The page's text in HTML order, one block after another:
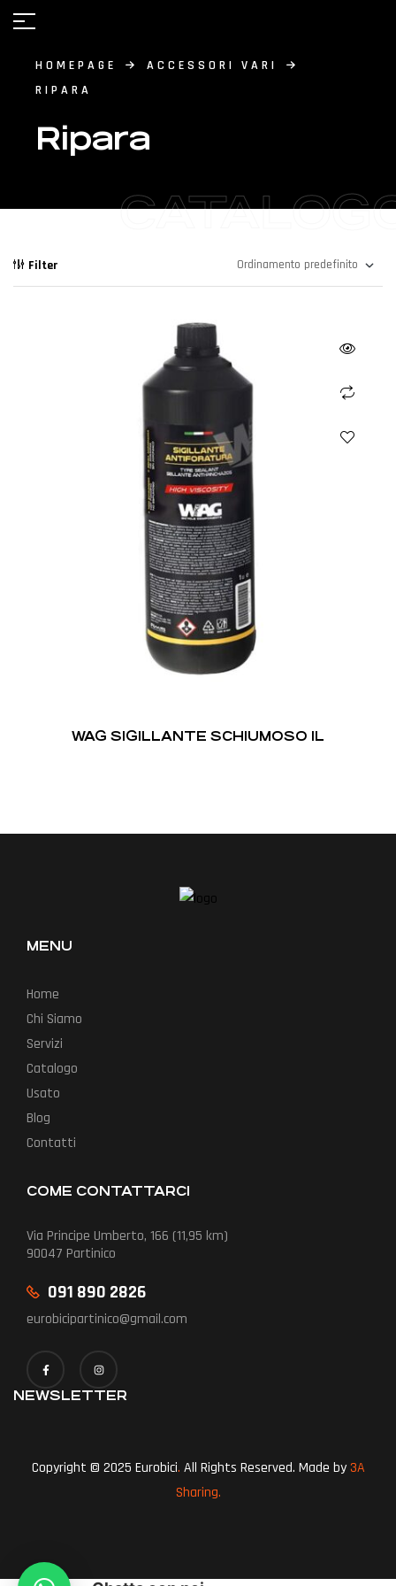
HOMEPAGE
ACCESSORI VARI
RIPARA
Ripara
Filter
WAG SIGILLANTE SCHIUMOSO 1L
MENU
Home
Chi Siamo
Servizi
Catalogo
Usato
Blog
Contatti
COME CONTATTARCI
Via Principe Umberto, 166 (11,95 km)
90047 Partinico
091 890 2826
eurobicipartinico@gmail.com
NEWSLETTER
Copyright © 2025 Eurobici. All Rights Reserved. Made by3A
Sharing.